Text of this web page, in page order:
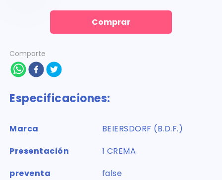
Comprar
Comparte
Especificaciones:
Marca
BEIERSDORF (B.D.F.)
Presentación
1 CREMA
preventa
false